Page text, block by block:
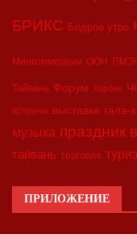
БРИКС Бодрое утро
Минкоммерции ООН
Тайвань Форум Харбин
встреча выставка гала-
музыка праздник
тайвань торговля
ПРИЛОЖЕНИЕ